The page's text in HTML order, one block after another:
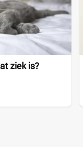
ziek is?